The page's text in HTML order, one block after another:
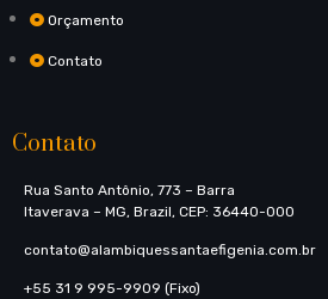
Orçamento
Contato
Contato
Rua Santo Antônio, 773​ – Barra
Itaverava – MG, Brazil, CEP: 36440-000
contato@alambiquessantaefigenia.com.br
+55 31 9 995-9909 (Fixo)